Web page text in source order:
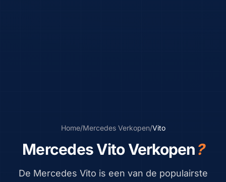
Home/MercedesVerkopen/Vito
Mercedes Vito Verkopen?
De Mercedes Vito is een van de populairste